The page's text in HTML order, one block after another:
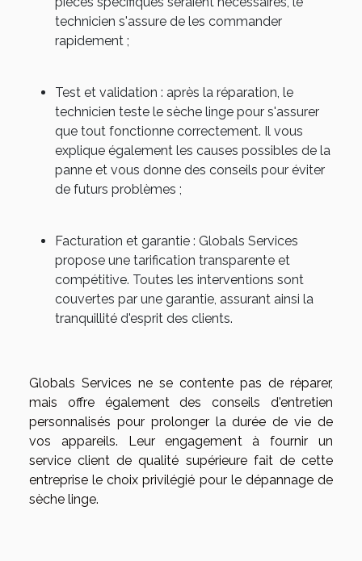
technicien s'assure de les commander
rapidement ;
Test et validation : après la réparation, le
technicien teste le sèche linge pour s'assurer
que tout fonctionne correctement. Il vous
explique également les causes possibles de la
panne et vous donne des conseils pour éviter
de futurs problèmes ;
Facturation et garantie : Globals Services
propose une tarification transparente et
compétitive. Toutes les interventions sont
couvertes par une garantie, assurant ainsi la
tranquillité d'esprit des clients.
Globals Services ne se contente pas de réparer,
mais offre également des conseils d'entretien
personnalisés pour prolonger la durée de vie de
vos appareils. Leur engagement à fournir un
service client de qualité supérieure fait de cette
entreprise le choix privilégié pour le dépannage de
sèche linge.